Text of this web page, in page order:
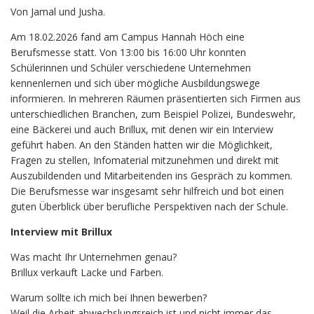
Von Jamal und Jusha.
Am 18.02.2026 fand am Campus Hannah Höch eine
Berufsmesse statt. Von 13:00 bis 16:00 Uhr konnten
Schülerinnen und Schüler verschiedene Unternehmen
kennenlernen und sich über mögliche Ausbildungswege
informieren. In mehreren Räumen präsentierten sich Firmen aus
unterschiedlichen Branchen, zum Beispiel Polizei, Bundeswehr,
eine Bäckerei und auch Brillux, mit denen wir ein Interview
geführt haben. An den Ständen hatten wir die Möglichkeit,
Fragen zu stellen, Infomaterial mitzunehmen und direkt mit
Auszubildenden und Mitarbeitenden ins Gespräch zu kommen.
Die Berufsmesse war insgesamt sehr hilfreich und bot einen
guten Überblick über berufliche Perspektiven nach der Schule.
Interview mit Brillux
Was macht Ihr Unternehmen genau?
Brillux verkauft Lacke und Farben.
Warum sollte ich mich bei Ihnen bewerben?